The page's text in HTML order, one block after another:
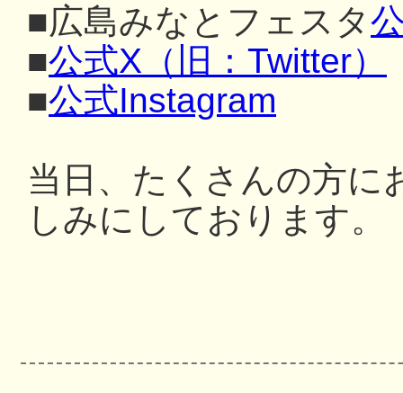
■広島みなとフェスタ
■公式X（旧：Twitter）
■公式Instagram
当日、たくさんの方に
しみにしております。